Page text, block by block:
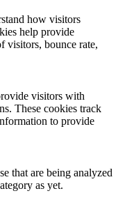
how visitors
help provide
visitors, bounce rate,
visitors with
These cookies track
to provide
that are being analyzed
as yet.